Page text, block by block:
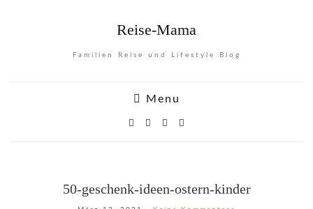
Reise-Mama
Familien Reise und Lifestyle Blog
Menu
50-geschenk-ideen-ostern-kinder